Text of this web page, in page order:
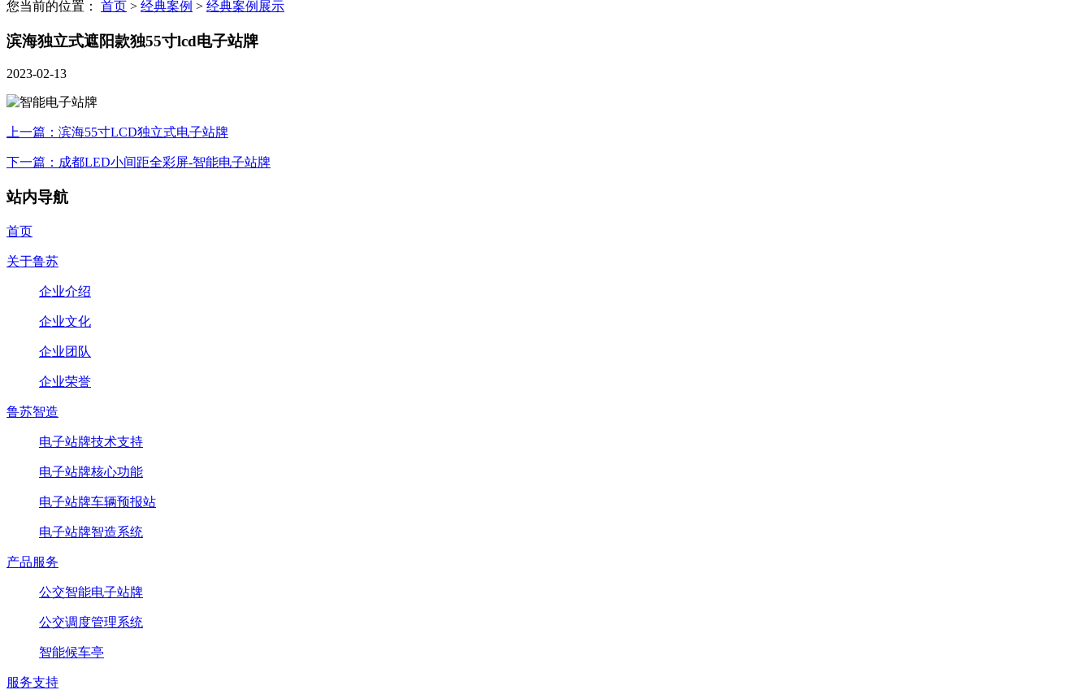
您当前的位置： 首页 > 经典案例 > 经典案例展示
滨海独立式遮阳款独55寸lcd电子站牌
2023-02-13
上一篇：滨海55寸LCD独立式电子站牌
下一篇：成都LED小间距全彩屏-智能电子站牌
站内导航
首页
关于鲁苏
企业介绍
企业文化
企业团队
企业荣誉
鲁苏智造
电子站牌技术支持
电子站牌核心功能
电子站牌车辆预报站
电子站牌智造系统
产品服务
公交智能电子站牌
公交调度管理系统
智能候车亭
服务支持